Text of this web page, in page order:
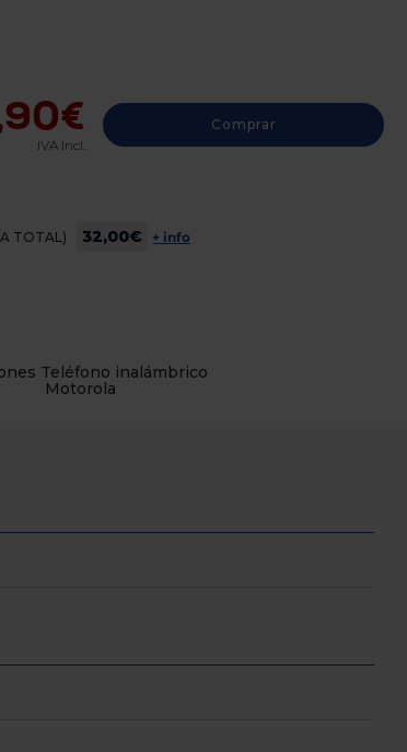
IVA Incl.
Comprar
TOTAL) 32,00€ + info
Teléfono inalámbrico
Motorola